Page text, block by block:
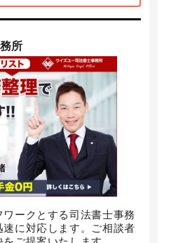
所
ークとする司法書士事務
に対応します。ご相談者